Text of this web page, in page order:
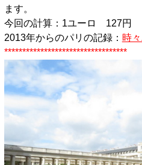
ます。
今回の計算：1ユーロ 127円
2013年からのパリの記録： 時
**********************************